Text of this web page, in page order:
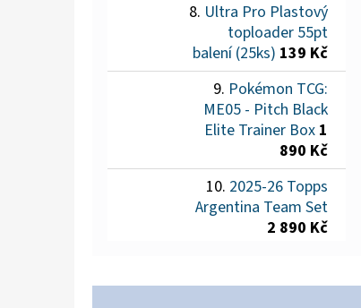
Ultra Pro Plastový
toploader 55pt
balení (25ks) 139 Kč
Pokémon TCG:
ME05 - Pitch Black
Elite Trainer Box 1
890 Kč
2025-26 Topps
Argentina Team Set
2 890 Kč